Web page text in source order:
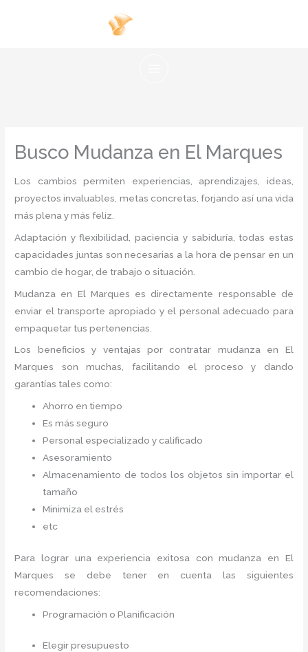
Busco Mudanza en El Marques
Los cambios permiten experiencias, aprendizajes, ideas,
proyectos invaluables, metas concretas, forjando así una vida
más plena y más feliz.
Adaptación y flexibilidad, paciencia y sabiduría, todas estas
capacidades juntas son necesarias a la hora de pensar en un
cambio de hogar, de trabajo o situación.
Mudanza en El Marques es directamente responsable de
enviar el transporte apropiado y el personal adecuado para
empaquetar tus pertenencias.
Los beneficios y ventajas por contratar mudanza en El
Marques
son muchas, facilitando el proceso y dando
garantías tales como:
Ahorro en tiempo
Es más seguro
Personal especializado y calificado
Asesoramiento
Almacenamiento de todos los objetos sin importar el
tamaño
Minimiza el estrés
etc
Para lograr una experiencia exitosa con mudanza en El
Marques
se debe tener en cuenta las siguientes
recomendaciones:
Programación o Planificación
Elegir presupuesto